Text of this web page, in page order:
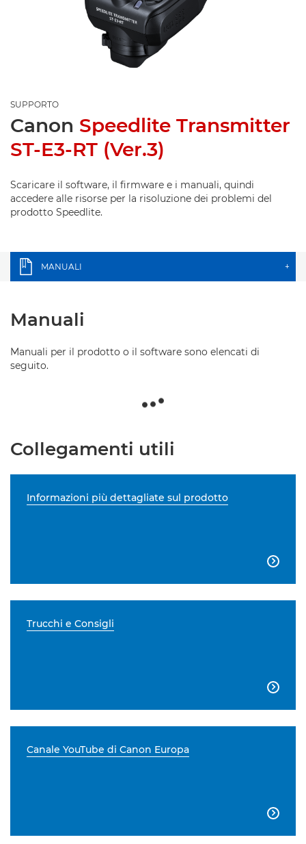
SUPPORTO
Canon Speedlite Transmitter
ST-E3-RT (Ver.3)
Scaricare il software, il firmware e i manuali, quindi
accedere alle risorse per la risoluzione dei problemi del
prodotto Speedlite.
MANUALI +
Manuali
Manuali per il prodotto o il software sono elencati di
seguito.
Collegamenti utili
Informazioni più dettagliate sul prodotto

Trucchi e Consigli

Canale YouTube di Canon Europa
